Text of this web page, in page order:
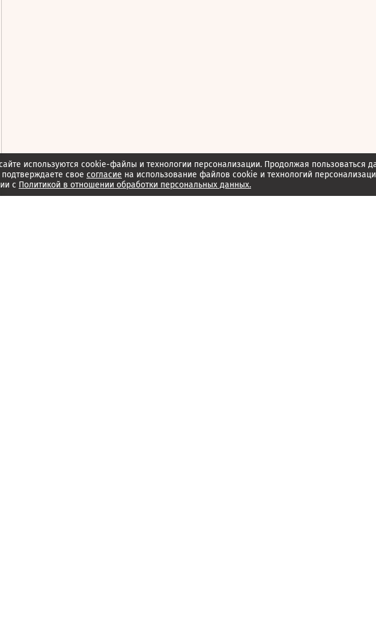
используются cookie-файлы и технологии персонализации. Продолжая пользоваться
свое согласие на использование файлов cookie и технологий
с Политикой в отношении обработки персональных данных.